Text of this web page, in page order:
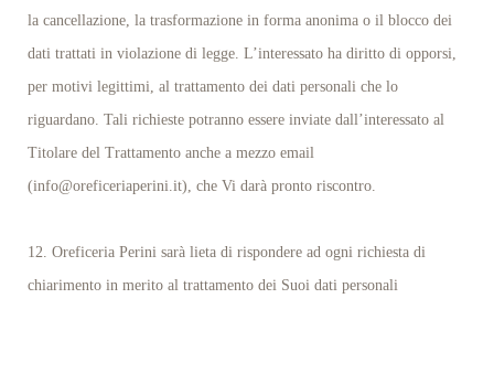
la cancellazione, la trasformazione in forma anonima o il blocco dei
dati trattati in violazione di legge. L’interessato ha diritto di opporsi,
per motivi legittimi, al trattamento dei dati personali che lo
riguardano. Tali richieste potranno essere inviate dall’interessato al
Titolare del Trattamento anche a mezzo email
(info@oreficeriaperini.it), che Vi darà pronto riscontro.
12. Oreficeria Perini sarà lieta di rispondere ad ogni richiesta di
chiarimento in merito al trattamento dei Suoi dati personali